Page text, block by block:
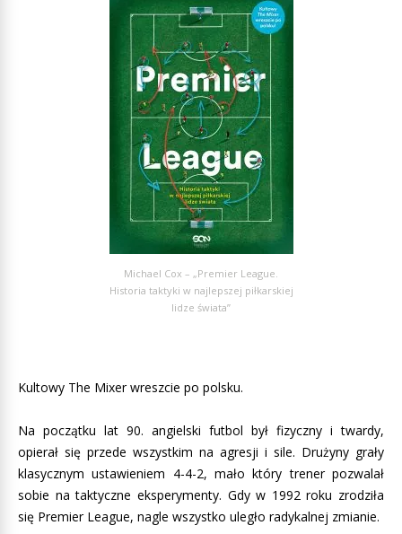
Michael Cox – „Premier League.
Historia taktyki w najlepszej piłkarskiej
lidze świata”
Kultowy The Mixer wreszcie po polsku.
Na początku lat 90. angielski futbol był fizyczny i twardy,
opierał się przede wszystkim na agresji i sile. Drużyny grały
klasycznym ustawieniem 4-4-2, mało który trener pozwalał
sobie na taktyczne eksperymenty. Gdy w 1992 roku zrodziła
się Premier League, nagle wszystko uległo radykalnej zmianie.